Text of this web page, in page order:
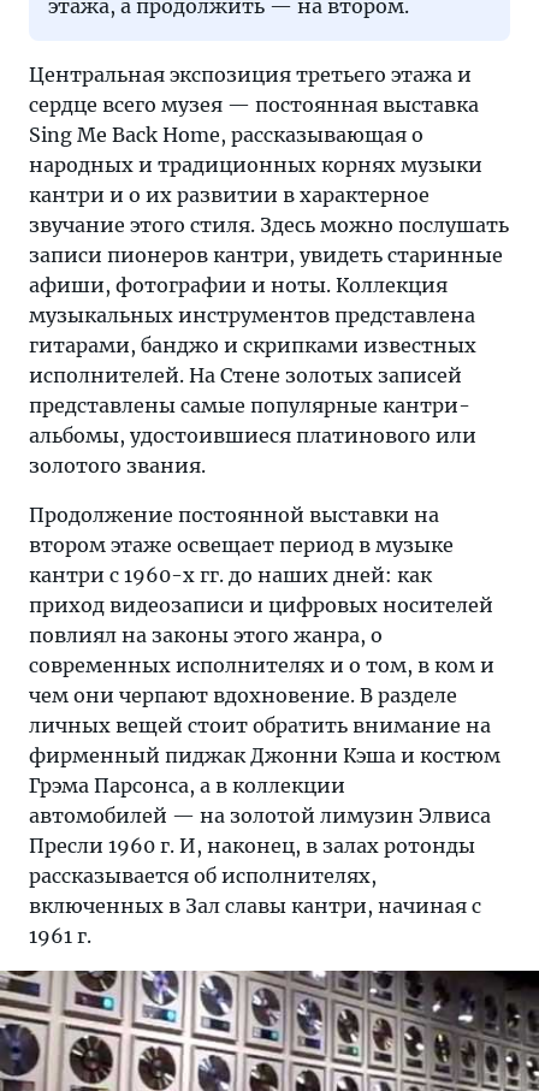
этажа, а продолжить — на втором.
Центральная экспозиция третьего этажа и
сердце всего музея — постоянная выставка
Sing Me Back Home, рассказывающая о
народных и традиционных корнях музыки
кантри и о их развитии в характерное
звучание этого стиля. Здесь можно послушать
записи пионеров кантри, увидеть старинные
афиши, фотографии и ноты. Коллекция
музыкальных инструментов представлена
гитарами, банджо и скрипками известных
исполнителей. На Стене золотых записей
представлены самые популярные кантри-
альбомы, удостоившиеся платинового или
золотого звания.
Продолжение постоянной выставки на
втором этаже освещает период в музыке
кантри с 1960-х гг. до наших дней: как
приход видеозаписи и цифровых носителей
повлиял на законы этого жанра, о
современных исполнителях и о том, в ком и
чем они черпают вдохновение. В разделе
личных вещей стоит обратить внимание на
фирменный пиджак Джонни Кэша и костюм
Грэма Парсонса, а в коллекции
автомобилей — на золотой лимузин Элвиса
Пресли 1960 г. И, наконец, в залах ротонды
рассказывается об исполнителях,
включенных в Зал славы кантри, начиная с
1961 г.